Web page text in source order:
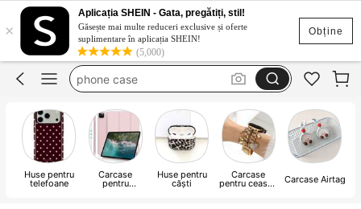
Obține
×
Aplicația SHEIN - Gata, pregătiți, stil!
Găsește mai multe reduceri exclusive și oferte
suplimentare în aplicația SHEIN!
(5,000)
huse
phone case
huse iphone
iphone 17 pro max case
Huse pentru
telefoane
Carcase
pentru
Huse pentru
căști
Carcase
pentru ceasuri Carcase Airtag